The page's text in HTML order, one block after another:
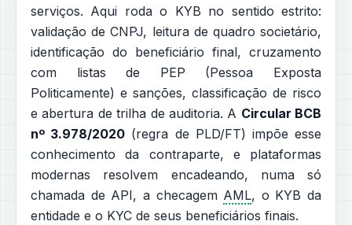
serviços. Aqui roda o KYB no sentido estrito:
validação de CNPJ, leitura de quadro societário,
identificação do beneficiário final, cruzamento
com listas de PEP (Pessoa Exposta
Politicamente) e sanções, classificação de risco
e abertura de trilha de auditoria. A Circular BCB
nº 3.978/2020 (regra de PLD/FT) impõe esse
conhecimento da contraparte, e plataformas
modernas resolvem encadeando, numa só
chamada de API, a checagem AML, o KYB da
entidade e o KYC de seus beneficiários finais.